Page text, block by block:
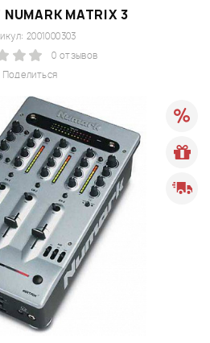
MATRIX 3
Поделиться
2001000303
0 отзывов